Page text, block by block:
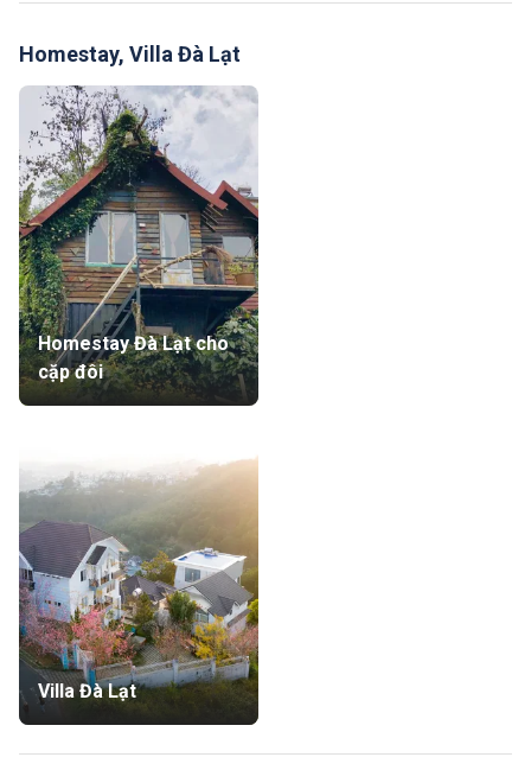
Homestay, Villa Đà Lạt
Homestay Đà Lạt cho
cặp đôi
Villa Đà Lạt